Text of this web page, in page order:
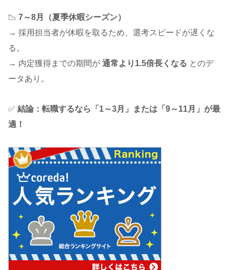
📉 7～8月（夏季休暇シーズン）
→ 採用担当者が休暇を取るため、選考スピードが遅くな
る。
→ 内定獲得までの期間が 通常より1.5倍長くなる とのデ
ータあり。
✅ 結論：転職するなら「1～3月」または「9～11月」が最
適！